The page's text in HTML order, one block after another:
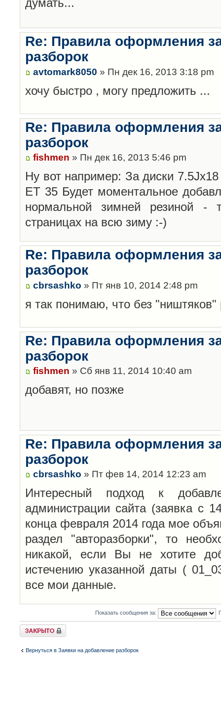
Re: Правила оформления
разборок
avtomark8050 » Пн дек 16, 2013 3:18 pm
хочу быстро , могу предложить ...
Re: Правила оформления
разборок
fishmen » Пн дек 16, 2013 5:46 pm
Ну вот например: За диски
ET 35 Будет моментальное
нормальной зимней резиной
страницах на всю зиму :-)
Re: Правила оформления
разборок
cbrsashko » Пт янв 10, 2014 2:48 pm
я так понимаю, что без "ништяков"
Re: Правила оформления
разборок
fishmen » Сб янв 11, 2014 10:40 am
добавят, но позже
Re: Правила оформления
разборок
cbrsashko » Пт фев 14, 2014 12:23 am
Интересный подход к
администрации сайта (заявка с
конца февраля 2014 года мое
раздел "авторазборки", то
никакой, если Вы не хотите
истечению указанной даты (
все мои данные.
Показать сообщения за:
Закрыто
Вернуться в Заявки на добавление разборок